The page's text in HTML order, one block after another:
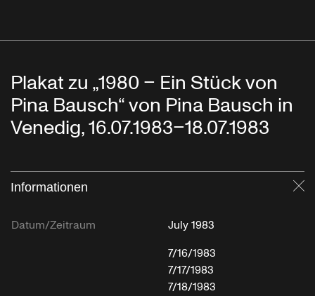
Plakat zu „1980 – Ein Stück von
Pina Bausch“ von Pina Bausch in
Venedig, 16.07.1983–18.07.1983
Informationen
Datum/Zeitraum
July 1983
7/16/1983
7/17/1983
7/18/1983